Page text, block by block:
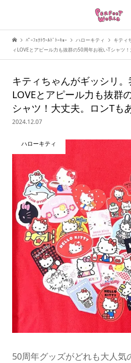
ﾊﾟｰﾌｪｸﾄﾜｰﾙﾄﾞﾄｰｷｮｰ ハローキティ
キティ
ィLOVEとアピール力も抜群の50周年お祝いTシャツ！
キティちゃんがギッシリ
LOVEとアピール力も抜群
シャツ！大丈夫。ロンTも
2024.12.07
ハローキティ
50周年グッズがどれも大人気